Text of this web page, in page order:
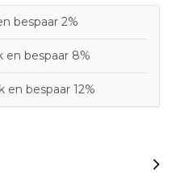
bespaar 2%
en bespaar 8%
en bespaar 12%